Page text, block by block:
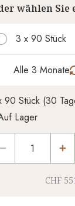
Ihr
1 CHF 0.00
wählen Sie
3 x 90 Stück
Alle 3 Monate
90 Stück (30
Lager
CHF